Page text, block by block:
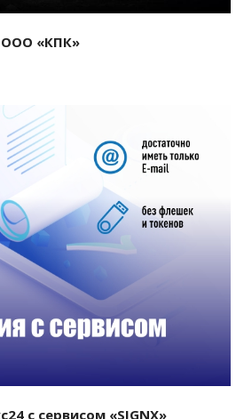
ООО «КПК»
проект
с сервисом «SIGNX»